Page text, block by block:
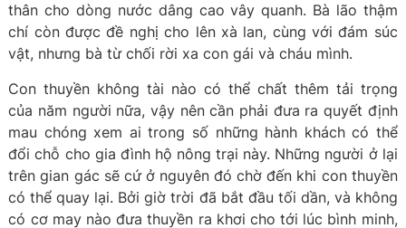
thân cho dòng nước dâng cao vây quanh. Bà lão thậm
chí còn được đề nghị cho lên xà lan, cùng với đám súc
vật, nhưng bà từ chối rời xa con gái và cháu mình.
Con thuyền không tài nào có thể chất thêm tải trọng
của năm người nữa, vậy nên cần phải đưa ra quyết định
mau chóng xem ai trong số những hành khách có thể
đổi chỗ cho gia đình hộ nông trại này. Những người ở lại
trên gian gác sẽ cứ ở nguyên đó chờ đến khi con thuyền
có thể quay lại. Bởi giờ trời đã bắt đầu tối dần, và không
có cơ may nào đưa thuyền ra khơi cho tới lúc bình minh,